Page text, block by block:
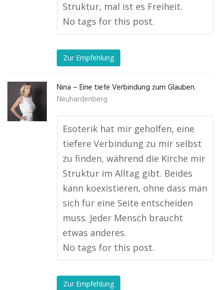
Struktur, mal ist es Freiheit.
No tags for this post.
Zur Empfehlung
Nina – Eine tiefe Verbindung zum Glauben.
Neuhardenberg
Esoterik hat mir geholfen, eine
tiefere Verbindung zu mir selbst
zu finden, während die Kirche mir
Struktur im Alltag gibt. Beides
kann koexistieren, ohne dass man
sich für eine Seite entscheiden
muss. Jeder Mensch braucht
etwas anderes.
No tags for this post.
Zur Empfehlung